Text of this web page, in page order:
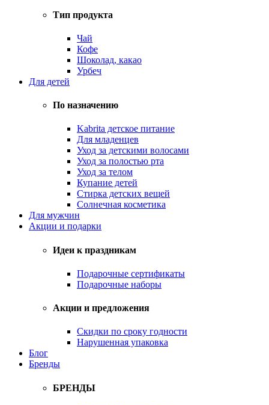
Тип продукта
Чай
Кофе
Шоколад, какао
Урбеч
Для детей
По назначению
Kabrita детское питание
Для младенцев
Уход за детскими волосами
Уход за полостью рта
Уход за телом
Купание детей
Стирка детских вещей
Солнечная косметика
Для мужчин
Акции и подарки
Идеи к праздникам
Подарочные сертификаты
Подарочные наборы
Акции и предложения
Скидки по сроку годности
Нарушенная упаковка
Блог
Бренды
БРЕНДЫ